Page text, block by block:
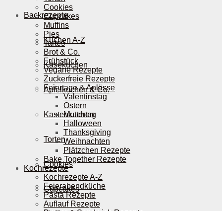
Backrezepte
Kuchen A-Z
Käsekuchen
Apfelkuchen & Co.
Kastenkuchen
Torten
Cookies
Cupcakes
Cookies
Cupcakes
Muffins
Pies
Tartes
Brot & Co.
Frühstück
Vegane Rezepte
Zuckerfreie Rezepte
Feiertage & Anlässe
Valentinstag
Ostern
Muttertag
Halloween
Thanksgiving
Weihnachten
Plätzchen Rezepte
Bake Together Rezepte
Kochrezepte
Kochrezepte A-Z
Feierabendküche
Pasta Rezepte
Auflauf Rezepte